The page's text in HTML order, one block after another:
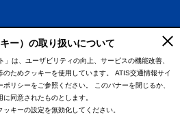
ー）の取り扱いについて
」は、ユーザビリティの向上、サービスの機能改善、
ためクッキーを使用しています。
ATIS交通情報サイ
リシーをご参照ください。
このバナーを閉じるか、
同意されたものとします。
キーの設定を無効化してください。